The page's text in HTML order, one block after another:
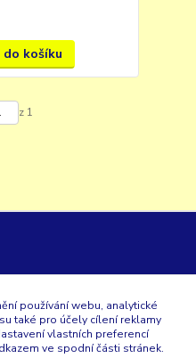
košíku
z 1
používání webu, analytické
také pro účely cílení reklamy
vlastních preferencí
ve spodní části stránek.